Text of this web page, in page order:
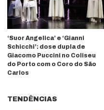
‘Suor Angelica’ e ‘Gianni
Schicchi’: dose dupla de
Giacomo Puccini no Coliseu
do Porto com o Coro do São
Carlos
TENDÊNCIAS